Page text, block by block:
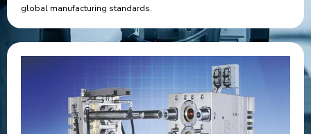
global manufacturing standards.